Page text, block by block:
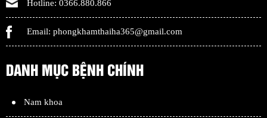
Hotline: 0366.880.866
Email: phongkhamthaiha365@gmail.com
DANH MỤC BỆNH CHÍNH
Nam khoa